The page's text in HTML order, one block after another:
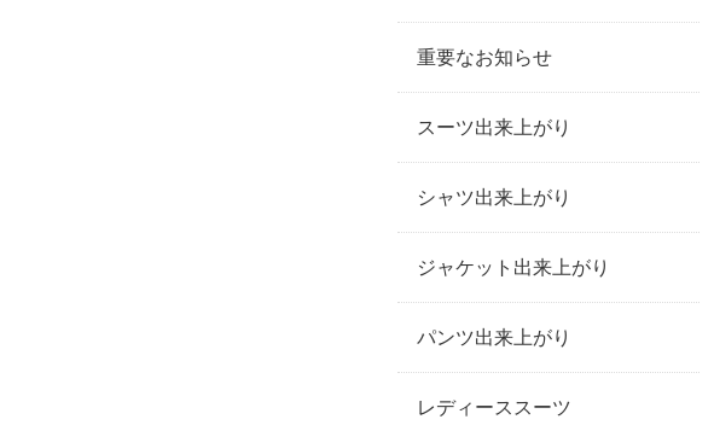
重要なお知らせ
スーツ出来上がり
シャツ出来上がり
ジャケット出来上がり
パンツ出来上がり
レディーススーツ